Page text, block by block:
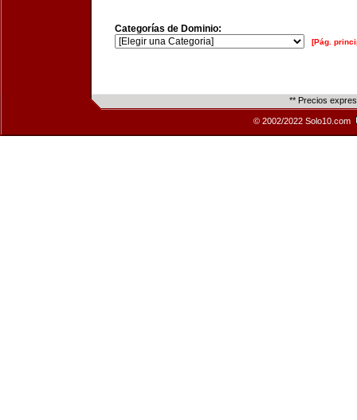
Categorías de Dominio:
[Pág.
** Precios
© 2002/2022 Solo10.com